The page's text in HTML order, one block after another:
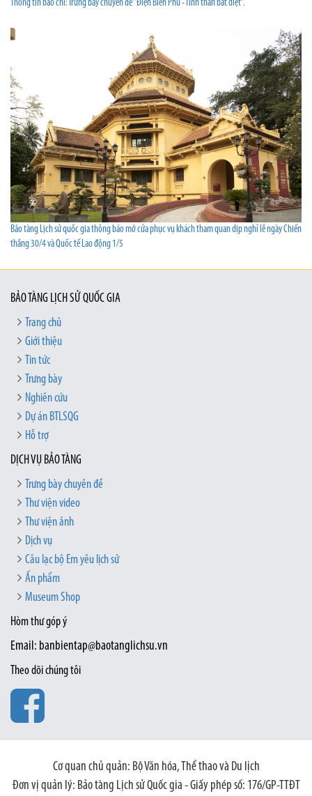
Thông tin báo chí: Trưng bày chuyên đề “Điện Biên Phủ - Tinh thần bất diệt”.
Bảo tàng Lịch sử quốc gia thông báo mở cửa phục vụ khách tham quan dịp nghỉ lễ ngày Chiến
thắng 30/4 và Quốc tế Lao động 1/5
BẢO TÀNG LỊCH SỬ QUỐC GIA
Trang chủ
Giới thiệu
Tin tức
Trưng bày
Nghiên cứu
Dự án BTLSQG
Hỗ trợ
DỊCH VỤ BẢO TÀNG
Trưng bày chuyên đề
Thư viện video
Thư viện ảnh
Dịch vụ
Câu lạc bộ Em yêu lịch sử
Ấn phẩm
Museum Shop
Hòm thư góp ý
Email: banbientap@baotanglichsu.vn
Theo dõi chúng tôi
Cơ quan chủ quản: Bộ Văn hóa, Thể thao và Du lịch
Đơn vị quản lý: Bảo tàng Lịch sử Quốc gia - Giấy phép số: 176/GP-TTĐT